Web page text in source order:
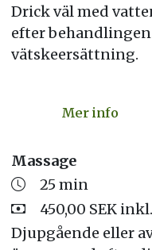
Drick väl med
efter
vätskeersättning.
Mer info
Massage
25 min
450,00 SEK
Djupgående eller